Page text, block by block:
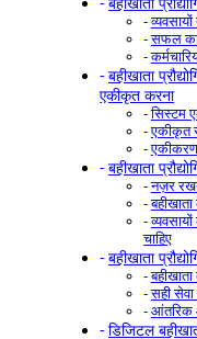
व्यवसायों
सफल
बहीखाता
एकीकृत करना
सिस्टम
एकीकृत
बहीखाता
नज़र
चाहिए
बहीखाता
सही सेवा
आंतरिक
डिजिटल